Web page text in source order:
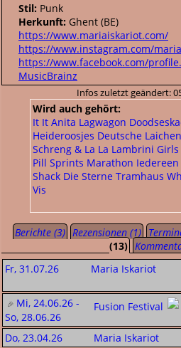
Stil: Punk
Herkunft: Ghent (BE)
https://www.mariaiskariot.com/
https://www.instagram.com/
https://www.facebook.com/
MusicBrainz
Infos zuletzt geändert:
Wird auch gehört:
It It Anita Lagwagon
Heideroosjes Deutsche Laichen
Schreng & La La Lambrini Girls
Pill Sprints Marathon Iedereen
Shack Die Sterne Tramhaus
Vis
Berichte (3) Rezensionen (1)
(13)
Fr, 31.07.26
Maria Iskariot
Mi, 24.06.26 -
So, 28.06.26
Fusion Festival
Do, 23.04.26 Maria Iskariot